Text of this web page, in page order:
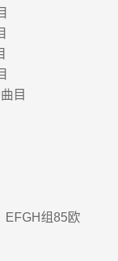
目
EFGH 组85欧